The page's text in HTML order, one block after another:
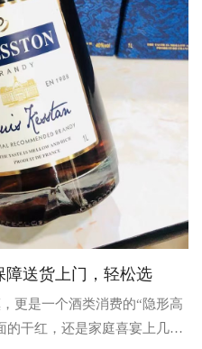
送货上门，轻松选
更是一个酒类消费的“隐形高
的干红，还是家庭喜宴上几箱